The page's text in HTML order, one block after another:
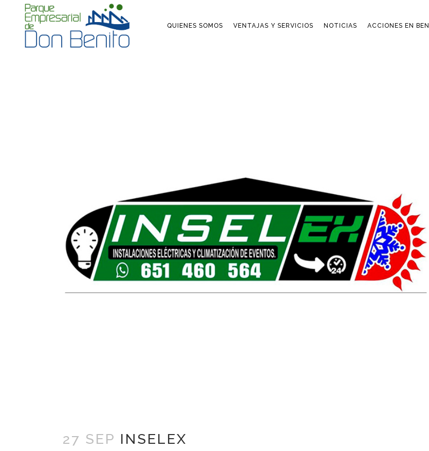
QUIENES SOMOS VENTAJAS Y SERVICIOS NOTICIAS ACCIONES EN
27 SEP INSELEX